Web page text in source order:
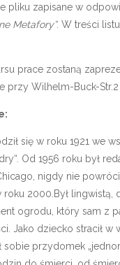
pliku zapisane w
Metafory”. W treści
prace zostaną
przy Wilhelm-Buck-Str.2
się w roku 1921 we
Od 1956 roku był
nigdy nie
roku 2000.Był
ogrodu, który sam z
Jako dziecko stracił
przydomek